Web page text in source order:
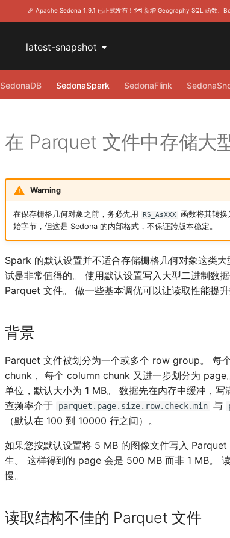
🎉 Apache Sedona 1.9.1 已正式发布！🗺️ 新增 Geography SQL 函数、
latest-snapshot
SedonaDB SedonaSpark SedonaFlink
在 Parquet 文件中存储大
Warning
在保存栅格几何对象之前，务必先用 RS_AsXXX 函数将其转
始字节，但这是 Sedona 的内部格式，不保证跨版本稳定。
Spark 的默认设置并不适合存储栅格几何对象这类
试是非常值得的。 使用默认设置写入大型二进制数
Parquet 文件。 做一些基本调优可以让读取性能提升
背景
Parquet 文件被划分为一个或多个 row group。 每
chunk， 每个 column chunk 又进一步划分为
单位，默认大小为 1 MB。 数据先在内存中缓冲，
查频率介于
parquet.page.size.row.check.min 与
（默认在 100 到 10000 行之间）。
如果您按默认设置将 5 MB 的图像文件写入
生。 这样得到的 page 会是 500 MB 而非 1 MB。
慢。
读取结构不佳的 Parquet 文件